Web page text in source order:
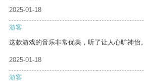
2025-01-18
游客
这款游戏的音乐非常优美，听了让人心旷神怡。
2025-01-18
游客